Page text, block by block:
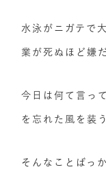
水泳がニガテで
業が死ぬほど嫌
今日は何て言っ
を忘れた風を装
そんなことばっ